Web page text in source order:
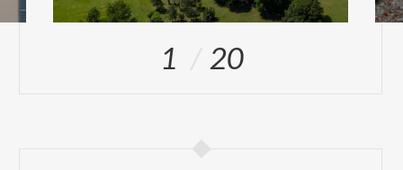
1 20